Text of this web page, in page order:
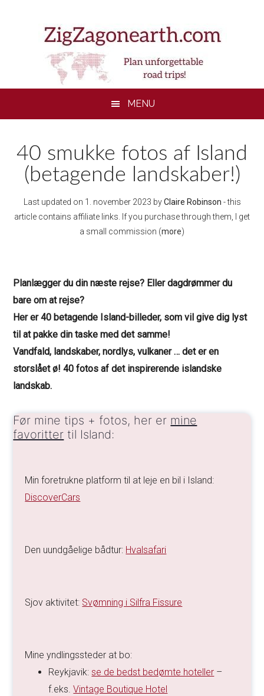
MENU
40 smukke fotos af Island
(betagende landskaber!)
Last updated on 1. november 2023 byClaire Robinson - this
article contains affiliate links. If you purchase through them, I get
a small commission (more)
Planlægger du din næste rejse? Eller dagdrømmer du
bare om at rejse?
Her er 40 betagende Island-billeder, som vil give dig lyst
til at pakke din taske med det samme!
Vandfald, landskaber, nordlys, vulkaner … det er en
storslået ø! 40 fotos af det inspirerende islandske
landskab.
Før mine tips + fotos, her er mine
favoritter til Island:
Min foretrukne platform til at leje en bil i Island:
DiscoverCars
Den uundgåelige bådtur: Hvalsafari
Sjov aktivitet: Svømning i Silfra Fissure
Mine yndlingssteder at bo:
Reykjavik:se de bedst bedømte hoteller –
f.eks.Vintage Boutique Hotel